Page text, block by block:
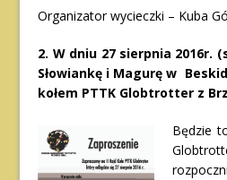
Organizator wycieczki – Kuba
2. W dniu 27 sierpnia 2016r.
Słowiankę i Magurę w
kołem PTTK Globtrotter z
Będzie